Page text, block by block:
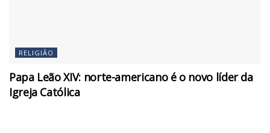
RELIGIÃO
Papa Leão XIV: norte-americano é o novo líder da
Igreja Católica